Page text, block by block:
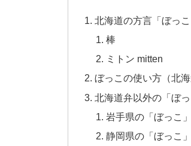
北海道の方言「ぼっ
棒
ミトン mitten
ぼっこの使い方（北海
北海道弁以外の「ぼ
岩手県の「ぼっこ」
静岡県の「ぼっこ」